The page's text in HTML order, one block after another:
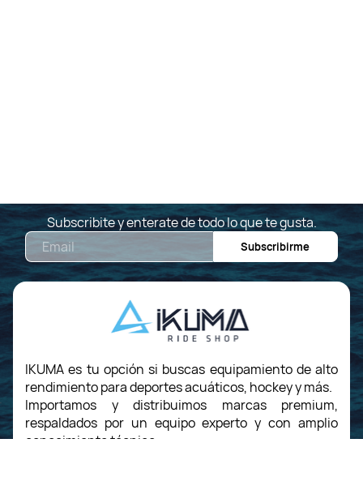
Subscribite y enterate de todo lo que te gusta.
Subscribirme
IKUMA es tu opción si buscas equipamiento de alto
rendimiento para deportes acuáticos, hockey y más.
Importamos y distribuimos marcas premium,
respaldados por un equipo experto y con amplio
conocimiento técnico.